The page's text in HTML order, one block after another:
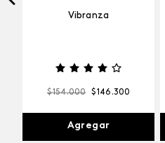
Vibranza
$154.000 $146 .300
Agregar